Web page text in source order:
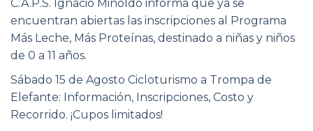
C.A.P.S. Ignacio Minoldo informa que ya se
encuentran abiertas las inscripciones al Programa
Más Leche, Más Proteínas, destinado a niñas y niños
de 0 a 11 años.
Sábado 15 de Agosto Cicloturismo a Trompa de
Elefante: Información, Inscripciones, Costo y
Recorrido. ¡Cupos limitados!